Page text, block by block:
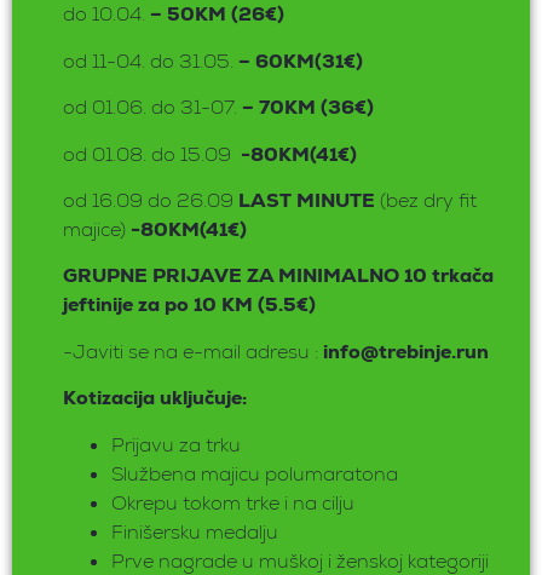
do 10.04. – 50KM (26€)
od 11-04. do 31.05. – 60KM(31€)
od 01.06. do 31-07. – 70KM (36€)
od 01.08. do 15.09 -80KM(41€)
od 16.09 do 26.09 LAST MINUTE (bez dry fit
majice) -80KM(41€)
GRUPNE PRIJAVE ZA MINIMALNO 10 trkača
jeftinije za po 10 KM (5.5€)
-Javiti se na e-mail adresu : info@trebinje.run
Kotizacija uključuje:
Prijavu za trku
Službena majicu polumaratona
Okrepu tokom trke i na cilju
Finišersku medalju
Prve nagrade u muškoj i ženskoj kategoriji